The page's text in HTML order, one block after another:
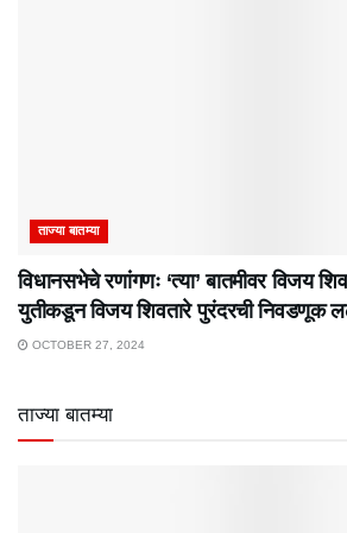
ताज्या बातम्या
विधानसभेचे रणांगणः ‘त्या’ बातमीवर विजय
युतीकडून विजय शिवतारे पुरंदरची निवडणूक
OCTOBER 27, 2024
ताज्या बातम्या